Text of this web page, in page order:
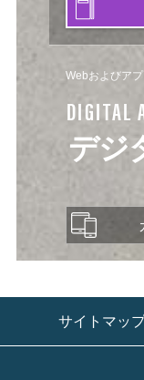
Webおよびアプ
DIGITAL
デジ
サイトマッ